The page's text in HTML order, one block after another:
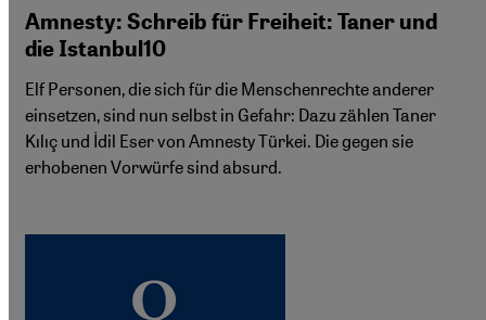
Amnesty: Schreib für Freiheit: Taner und
die Istanbul10
Elf Personen, die sich für die Menschenrechte anderer
einsetzen, sind nun selbst in Gefahr: Dazu zählen Taner
Kılıç und İdil Eser von Amnesty Türkei. Die gegen sie
erhobenen Vorwürfe sind absurd.